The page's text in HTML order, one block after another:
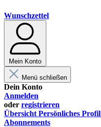
Wunschzettel
Mein Konto
Menü schließen
Dein Konto
Anmelden
oder registrieren
Übersicht Persönliches Profil
Abonnements